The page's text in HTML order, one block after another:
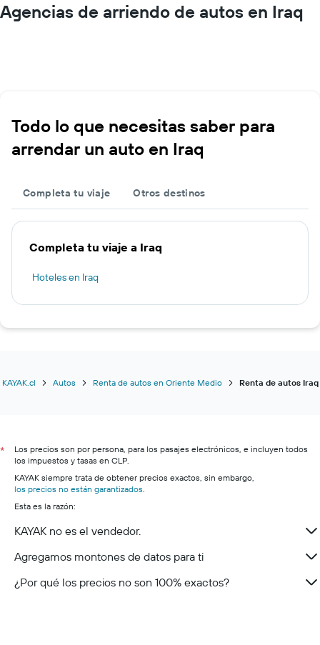
Agencias de arriendo de autos en Iraq
Todo lo que necesitas saber para
arrendar un auto en Iraq
Completa tu viaje Otros destinos
Completa tu viaje a Iraq
Hoteles en Iraq
KAYAK.cl Autos Renta de autos en Oriente Medio Renta de autos Iraq
*
Los precios son por persona, para los pasajes electrónicos, e incluyen todos
los impuestos y tasas en CLP.
KAYAK siempre trata de obtener precios exactos, sin embargo,
los precios no están garantizados.
Esta es la razón:
KAYAK no es el vendedor.
Agregamos montones de datos para ti
¿Por qué los precios no son 100% exactos?